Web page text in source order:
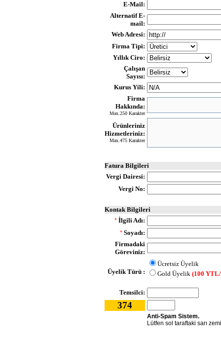
E-Mail:
Alternatif E-
mail:
Web Adresi:
Firma Tipi:
Yıllık Ciro:
Çalışan
Sayısı:
Kurus Yili:
Firma
Hakkında:
Max.250 Karakter
Ürünleriniz
Hizmetleriniz:
Max.475 Karakter
Fatura Bilgileri
Vergi Dairesi:
Vergi No:
Kontak Bilgileri
* İlgili Adı:
* Soyadı:
Firmadaki
Göreviniz:
Üyelik Türü :
Ücretsiz Üyelik
Gold Üyelik (100
Temsilci:
374
Anti-Spam Sistem.
Lütfen sol taraftaki sarı